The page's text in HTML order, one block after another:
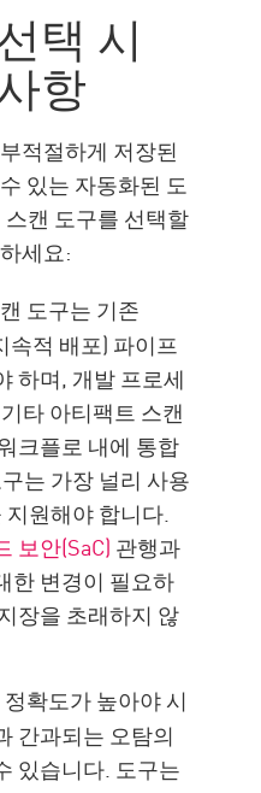
택 시
항
적절하게 저장된
있는 자동화된 도
캔 도구를 선택할
세요:
도구는 기존
속적 배포) 파이프
하며, 개발 프로세
타 아티팩트 스캔
크플로 내에 통합
는 가장 널리 사용
지원해야 합니다.
보안(SaC) 관행과
한 변경이 필요하
장을 초래하지 않
확도가 높아야 시
간과되는 오탐의
있습니다. 도구는